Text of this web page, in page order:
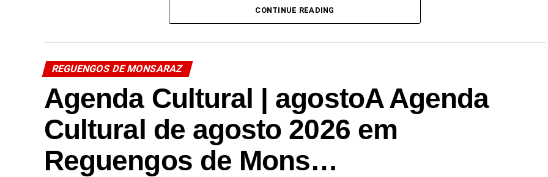
CONTINUE READING
REGUENGOS DE MONSARAZ
Agenda Cultural | agostoA Agenda
Cultural de agosto 2026 em
Reguengos de Mons…